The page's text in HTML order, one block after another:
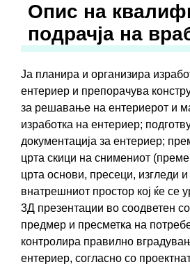
Oпис на
подрачја на
Ја планира и организира
ентериер и препорачува
за решавање на ентериерот и
изработка на ентериер;
документација за ентериер;
црта скици на снимениот
црта основи, пресеци, изгледи и
внатрешниот простор кој ќе се
3Д презентации во соодветен
предмер и пресметка на
контролира правилно
ентериер, согласно со